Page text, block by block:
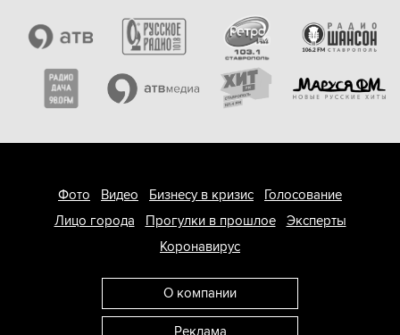
Фото Видео Бизнесу в кризис
Голосование
Лицо города
Прогулки в прошлое
Эксперты
Коронавирус
О компании
Реклама